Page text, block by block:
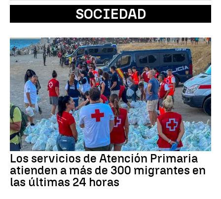
SOCIEDAD
Los servicios de Atención Primaria
atienden a más de 300 migrantes en
las últimas 24 horas